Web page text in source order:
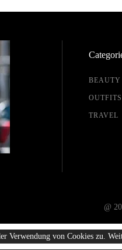
BEAUTY
OUTFITS
TRAVEL
@
Verwendung von Cookies zu.